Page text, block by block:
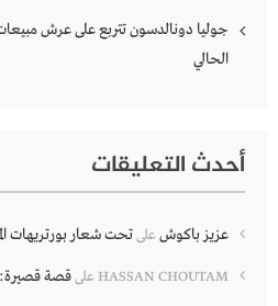
جوليا دونالدسون تتربع على عرش
الحالي
أحدث التعليقات
عزيز باكوش علىتحت شعار بورتريهات
HASSAN CHOUTAM علىقصة قصيرة: